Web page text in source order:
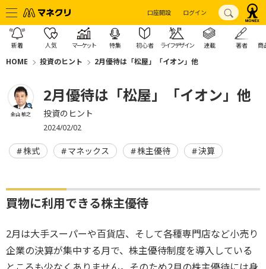
口座開設 ログイン
新着 人気 マーケット 特集 初心者 ライフデザイン 連載 著者 商
HOME 投資のヒント 2月優待は「松屋」「イオン」他
金山 敏之
2月優待は「松屋」「イオン」他
投資のヒント
2024/02/02
株式 マネックス 株主優待 決算
買物に利用できる株主優待
2月は大手スーパーや百貨店、そして各種専門店など小売り
企業の決算が集中する月で、株主優待制度を導入している